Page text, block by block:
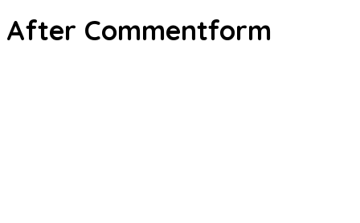
After Commentform